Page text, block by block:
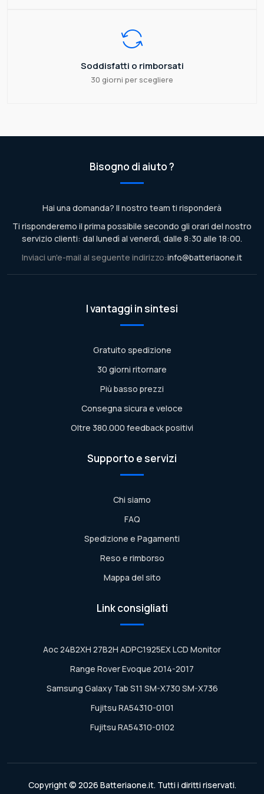
Soddisfatti o rimborsati
30 giorni per scegliere
Bisogno di aiuto ?
Hai una domanda? Il nostro team ti risponderà
Ti risponderemo il prima possibile secondo gli orari del nostro
servizio clienti: dal lunedì al venerdì, dalle 8:30 alle 18:00.
Inviaci un'e-mail al seguente indirizzo:info@batteriaone.it
I vantaggi in sintesi
Gratuito spedizione
30 giorni ritornare
Più basso prezzi
Consegna sicura e veloce
Oltre 380.000 feedback positivi
Supporto e servizi
Chi siamo
FAQ
Spedizione e Pagamenti
Reso e rimborso
Mappa del sito
Link consigliati
Aoc 24B2XH 27B2H ADPC1925EX LCD Monitor
Range Rover Evoque 2014-2017
Samsung Galaxy Tab S11 SM-X730 SM-X736
Fujitsu RA54310-0101
Fujitsu RA54310-0102
Copyright © 2026 Batteriaone.it. Tutti i diritti riservati.